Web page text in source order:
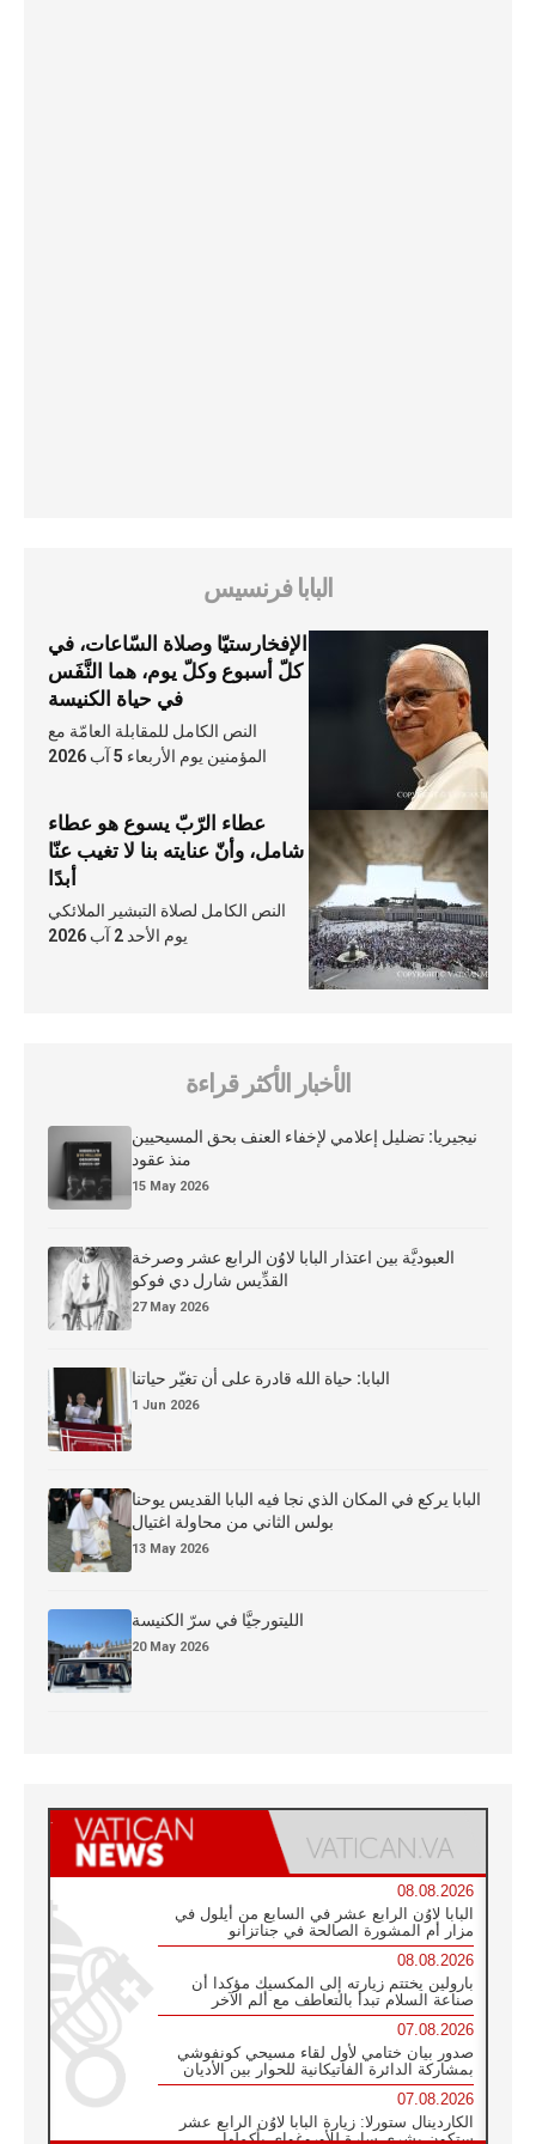
البابا فرنسيس
الإفخارستيّا وصلاة السّاعات، في
كلّ أسبوع وكلّ يوم، هما النَّفَس
في حياة الكنيسة
النص الكامل للمقابلة العامّة مع
المؤمنين يوم الأربعاء 5 آب 2026
عطاء الرّبّ يسوع هو عطاء
شامل، وأنّ عنايته بنا لا تغيب عنّا
أبدًا
النص الكامل لصلاة التبشير الملائكي
يوم الأحد 2 آب 2026
الأخبار الأكثر قراءة
نيجيريا: تضليل إعلامي لإخفاء العنف بحق المسيحيين
منذ عقود
15 May 2026
العبوديَّة بين اعتذار البابا لاوُن الرابع عشر وصرخة
القدِّيس شارل دي فوكو
27 May 2026
البابا: حياة الله قادرة على أن تغيّر حياتنا
1 Jun 2026
البابا يركع في المكان الذي نجا فيه البابا القديس يوحنا
بولس الثاني من محاولة اغتيال
13 May 2026
الليتورجيَّا في سرّ الكنيسة
20 May 2026
08.08.2026
البابا لاوُن الرابع عشر في السابع من أيلول في
مزار أم المشورة الصالحة في جناتزانو
08.08.2026
بارولين يختتم زيارته إلى المكسيك مؤكدا أن
صناعة السلام تبدأ بالتعاطف مع ألم الآخر
07.08.2026
صدور بيان ختامي لأول لقاء مسيحي كونفوشي
بمشاركة الدائرة الفاتيكانية للحوار بين الأديان
07.08.2026
الكاردينال ستورلا: زيارة البابا لاوُن الرابع عشر
ستكون بشرى سارة للأوروغواي بأكملها